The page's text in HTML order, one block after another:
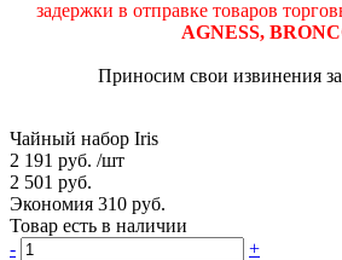
задержки в отправке товаров
AGNESS,
Приносим свои извинения за
Чайный набор Iris
2 191 руб. /шт
2 501 руб.
Экономия 310 руб.
Товар есть в наличии
-
+